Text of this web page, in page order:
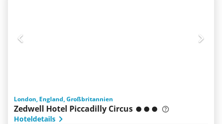
London, England, Großbritannien
Zedwell Hotel Piccadilly Circus
Hoteldetails